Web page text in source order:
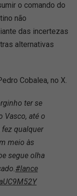
o comando do
não
das incertezas
alternativas
Cobalea, no X.
ter se
Vasco, até o
qualquer
meio às
segue olha
#lance